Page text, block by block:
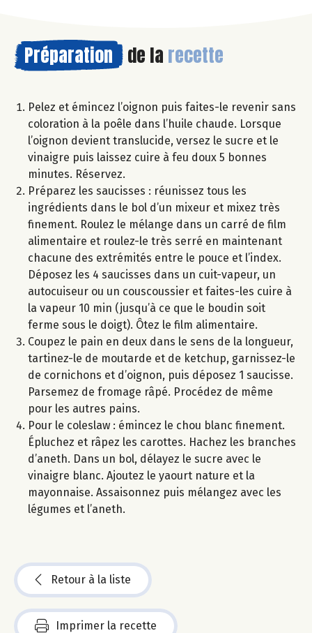
Préparation de la recette
Pelez et émincez l’oignon puis faites-le revenir sans
coloration à la poêle dans l’huile chaude. Lorsque
l’oignon devient translucide, versez le sucre et le
vinaigre puis laissez cuire à feu doux 5 bonnes
minutes. Réservez.
Préparez les saucisses : réunissez tous les
ingrédients dans le bol d’un mixeur et mixez très
finement. Roulez le mélange dans un carré de film
alimentaire et roulez-le très serré en maintenant
chacune des extrémités entre le pouce et l’index.
Déposez les 4 saucisses dans un cuit-vapeur, un
autocuiseur ou un couscoussier et faites-les cuire à
la vapeur 10 min (jusqu’à ce que le boudin soit
ferme sous le doigt). Ôtez le film alimentaire.
Coupez le pain en deux dans le sens de la longueur,
tartinez-le de moutarde et de ketchup, garnissez-le
de cornichons et d’oignon, puis déposez 1 saucisse.
Parsemez de fromage râpé. Procédez de même
pour les autres pains.
Pour le coleslaw : émincez le chou blanc finement.
Épluchez et râpez les carottes. Hachez les branches
d’aneth. Dans un bol, délayez le sucre avec le
vinaigre blanc. Ajoutez le yaourt nature et la
mayonnaise. Assaisonnez puis mélangez avec les
légumes et l’aneth.
Retour à la liste
Imprimer la recette